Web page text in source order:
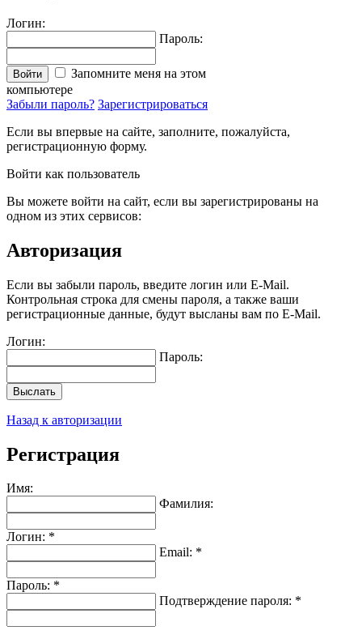
Логин:
Пароль:
Войти
Запомните меня на этом
компьютере
Забыли пароль? Зарегистрироваться
Если вы впервые на сайте, заполните, пожалуйста,
регистрационную форму.
Войти как пользователь
Вы можете войти на сайт, если вы зарегистрированы на
одном из этих сервисов:
Авторизация
Если вы забыли пароль, введите логин или E-Mail.
Контрольная строка для смены пароля, а также ваши
регистрационные данные, будут высланы вам по E-Mail.
Логин:
Пароль:
Выслать
Назад к авторизации
Регистрация
Имя:
Фамилия:
Логин: *
Email: *
Пароль: *
Подтверждение пароля: *